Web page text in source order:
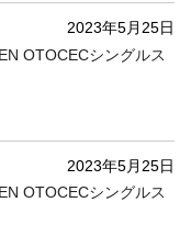
2023年5月25日
OTOCECシングルス
2023年5月25日
OTOCECシングルス